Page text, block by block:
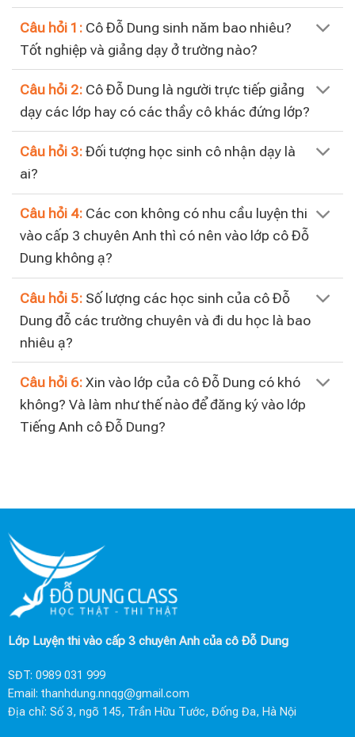
Câu hỏi 1: Cô Đỗ Dung sinh năm bao nhiêu?
Tốt nghiệp và giảng dạy ở trường nào?
Câu hỏi 2: Cô Đỗ Dung là người trực tiếp giảng
dạy các lớp hay có các thầy cô khác đứng lớp?
Câu hỏi 3: Đối tượng học sinh cô nhận dạy là
ai?
Câu hỏi 4: Các con không có nhu cầu luyện thi
vào cấp 3 chuyên Anh thì có nên vào lớp cô Đỗ
Dung không ạ?
Câu hỏi 5: Số lượng các học sinh của cô Đỗ
Dung đỗ các trường chuyên và đi du học là bao
nhiêu ạ?
Câu hỏi 6: Xin vào lớp của cô Đỗ Dung có khó
không? Và làm như thế nào để đăng ký vào lớp
Tiếng Anh cô Đỗ Dung?
Lớp Luyện thi vào cấp 3 chuyên Anh của cô Đỗ Dung
SĐT: 0989 031 999
Email: thanhdung.nnqg@gmail.com
Địa chỉ: Số 3, ngõ 145, Trần Hữu Tước, Đống Đa, Hà Nội